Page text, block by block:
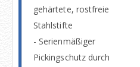
gehärtete, rostfreie
Stahlstifte
- Serienmäßiger
Pickingschutz durch